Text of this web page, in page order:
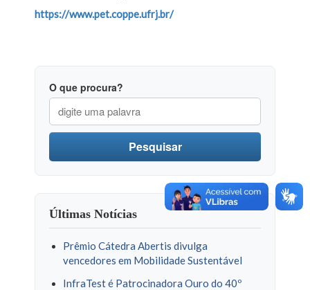
https://www.pet.coppe.ufrj.br/
O que procura?
Pesquisar
Últimas Notícias
Prêmio Cátedra Abertis divulga
vencedores em Mobilidade Sustentável
InfraTest é Patrocinadora Ouro do 40º